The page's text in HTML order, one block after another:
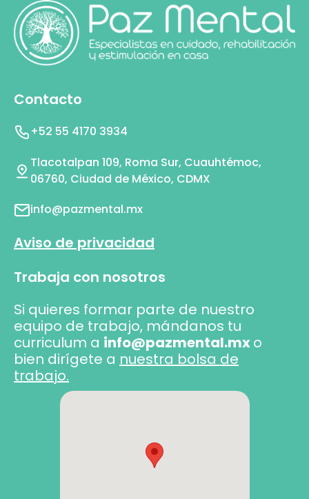
Contacto
+52 55 4170 3934
Tlacotalpan 109, Roma Sur, Cuauhtémoc,
06760, Ciudad de México, CDMX
info@pazmental.mx
Aviso de privacidad
Trabaja con nosotros
Si quieres formar parte de nuestro
equipo de trabajo, mándanos tu
curriculum a info@pazmental.mxo
bien dirígete a nuestra bolsa de
trabajo.